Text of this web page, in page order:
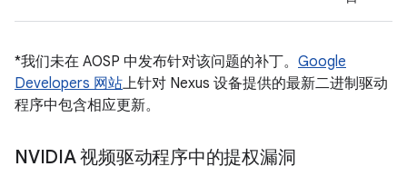
*我们未在 AOSP 中发布针对该问题的补丁。 Google
Developers 网站上针对 Nexus 设备提供的最新二进制驱动
程序中包含相应更新。
NVIDIA 视频驱动程序中的提权漏洞